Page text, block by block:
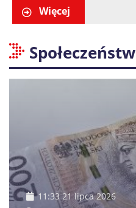
Więcej
11:33 21 lipca 2026